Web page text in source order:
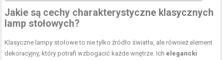
Jakie są cechy charakterystyczne klasycznych
lamp stołowych?
Klasyczne lampy stołowe to nie tylko źródło światła, ale również element
dekoracyjny, który potrafi wzbogacić każde wnętrze. Ich elegancki